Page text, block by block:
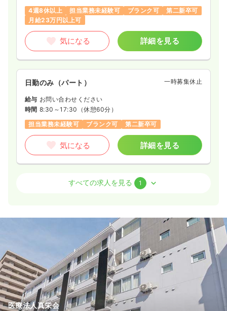
4週8休以上
担当業務未経験可 ブランク可
第二新卒可
月給23万円以上可
気になる 詳細を見る
日勤のみ（パート） 一時募集休止
給与 お問い合わせください
時間 8:30～17:30 （休憩60分）
担当業務未経験可
ブランク可 第二新卒可
気になる 詳細を見る
賞与3ヶ月
（休憩60分）
月給23万円以上可
気になる 詳細を見る
すべての求人を見る 1
医療法人真栄会